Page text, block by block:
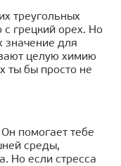
треугольных
грецкий орех. Но
значение для
целую химию
ты бы просто не
помогает тебе
среды,
Но если стресса